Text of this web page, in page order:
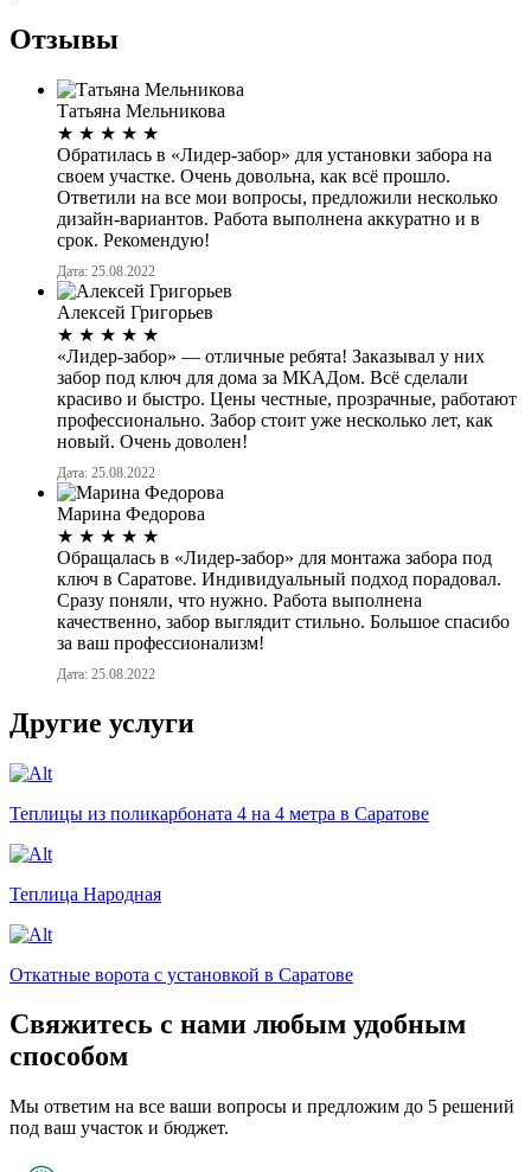
Отзывы
Татьяна Мельникова
★ ★ ★ ★ ★
Обратилась в «Лидер-забор» для установки забора на
своем участке. Очень довольна, как всё прошло.
Ответили на все мои вопросы, предложили несколько
дизайн-вариантов. Работа выполнена аккуратно и в
срок. Рекомендую!
Дата: 25.08.2022
Алексей Григорьев
★ ★ ★ ★ ★
«Лидер-забор» — отличные ребята! Заказывал у них
забор под ключ для дома за МКАДом. Всё сделали
красиво и быстро. Цены честные, прозрачные, работают
профессионально. Забор стоит уже несколько лет, как
новый. Очень доволен!
Дата: 25.08.2022
Марина Федорова
★ ★ ★ ★ ★
Обращалась в «Лидер-забор» для монтажа забора под
ключ в Саратове. Индивидуальный подход порадовал.
Сразу поняли, что нужно. Работа выполнена
качественно, забор выглядит стильно. Большое спасибо
за ваш профессионализм!
Дата: 25.08.2022
Другие услуги
Теплицы из поликарбоната 4 на 4 метра в Саратове
Теплица Народная
Откатные ворота с установкой в Саратове
Свяжитесь с нами любым удобным
способом
Мы ответим на все ваши вопросы и предложим до 5 решений
под ваш участок и бюджет.